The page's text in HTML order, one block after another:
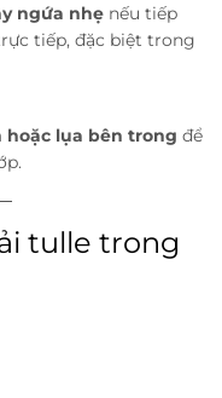
ngứa nhẹ nếu tiếp
tiếp, đặc biệt trong
hoặc lụa bên trong để
tulle trong